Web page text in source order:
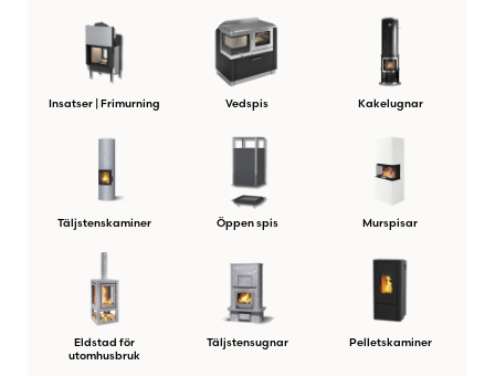
Insatser | Frimurning Vedspis Kakelugnar
Täljstenskaminer Öppen spis Murspisar
Eldstad för
utomhusbruk
Täljstensugnar Pelletskaminer